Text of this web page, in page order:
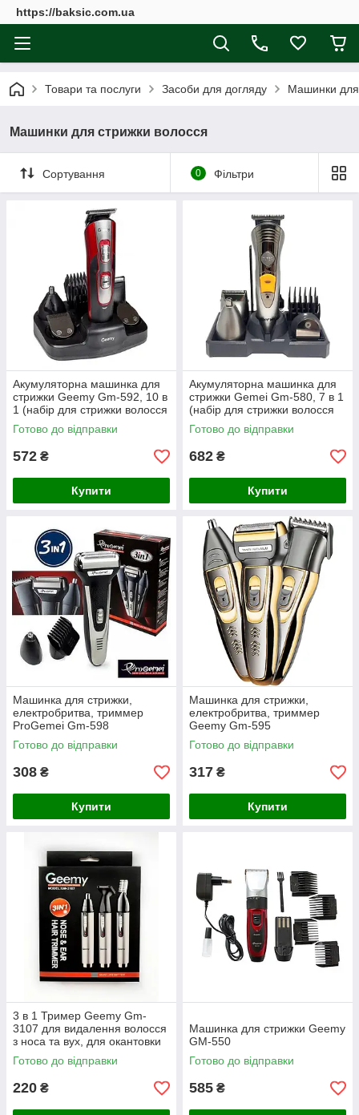
https://baksic.com.ua
Товари та послуги Засоби для догляду Машинки для
Машинки для стрижки волосся
Сортування 0 Фільтри
Акумуляторна машинка для
стрижки Geemy Gm-592, 10 в
1 (набір для стрижки волосся
та бороди)
Готово до відправки
572 ₴
Купити
Акумуляторна машинка для
стрижки Gemei Gm-580, 7 в 1
(набір для стрижки волосся
та бороди)
Готово до відправки
682 ₴
Купити
Машинка для стрижки,
електробритва, триммер
ProGemei Gm-598
Готово до відправки
308 ₴
Купити
Машинка для стрижки,
електробритва, триммер
Geemy Gm-595
Готово до відправки
317 ₴
Купити
3 в 1 Тример Geemy Gm-
3107 для видалення волосся
з носа та вух, для окантовки
та підстригання брів
Готово до відправки
220 ₴
Машинка для стрижки Geemy
GM-550
Готово до відправки
585 ₴